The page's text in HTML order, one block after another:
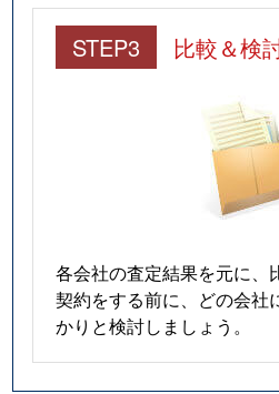
STEP3 比較＆検
各会社の査定結果を元に、
契約をする前に、どの会社
かりと検討しましょう。